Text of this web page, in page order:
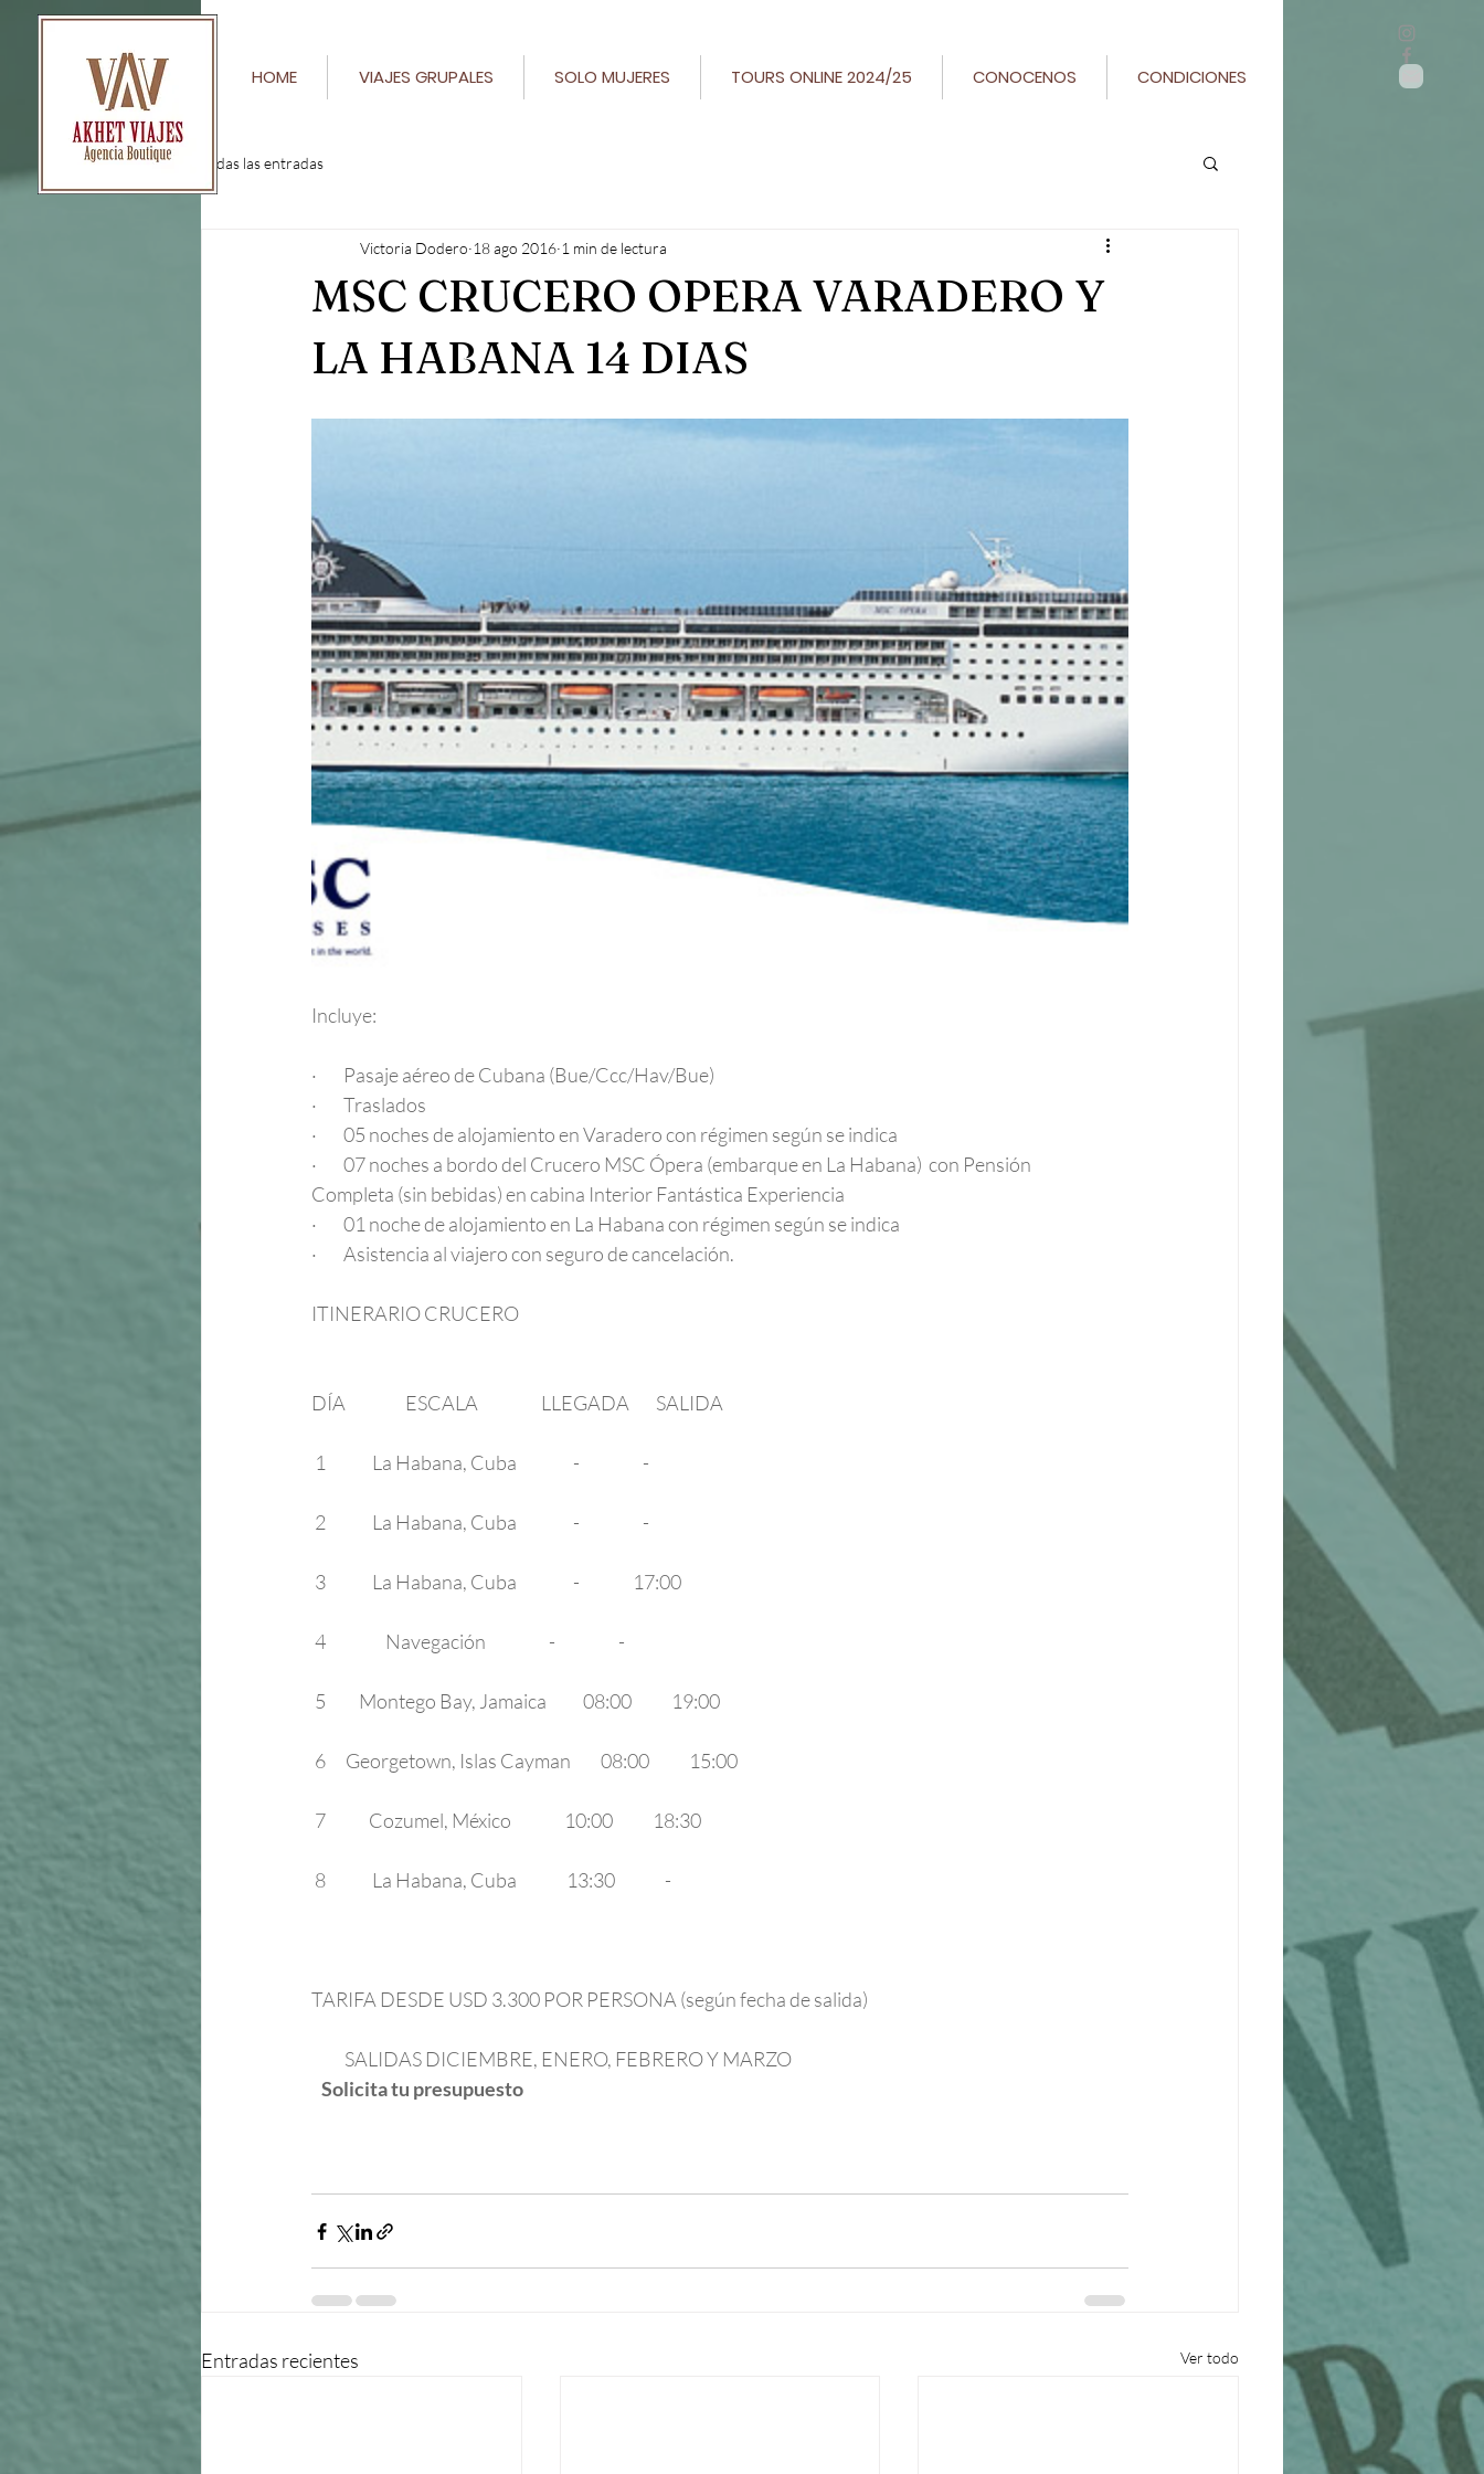
HOME VIAJES GRUPALES SOLO MUJERES TOURS ONLINE 2024/25 CONOCENOS CONDICIONES
Todas las entradas
MSC CRUCERO OPERA VARADERO Y
LA HABANA 14 DIAS
Victoria Dodero 18 ago 2016 1 min de lectura
Incluye:
·        Pasaje aéreo de Cubana (Bue/Ccc/Hav/Bue)
·        Traslados
·        05 noches de alojamiento en Varadero con régimen según se indica
·        07 noches a bordo del Crucero MSC Ópera (embarque en La Habana)  con Pensión
Completa (sin bebidas) en cabina Interior Fantástica Experiencia
·        01 noche de alojamiento en La Habana con régimen según se indica
·        Asistencia al viajero con seguro de cancelación.
ITINERARIO CRUCERO
DÍA                  ESCALA                   LLEGADA        SALIDA
1              La Habana, Cuba                 -                   -
2              La Habana, Cuba                 -                   -
3              La Habana, Cuba                 -                17:00
4                  Navegación                   -                   -
5          Montego Bay, Jamaica           08:00            19:00
6      Georgetown, Islas Cayman         08:00            15:00
7             Cozumel, México                10:00            18:30
8              La Habana, Cuba               13:30               -
TARIFA DESDE USD 3.300 POR PERSONA (según fecha de salida)
          SALIDAS DICIEMBRE, ENERO, FEBRERO Y MARZO
  Solicita tu presupuesto
Entradas recientes Ver todo